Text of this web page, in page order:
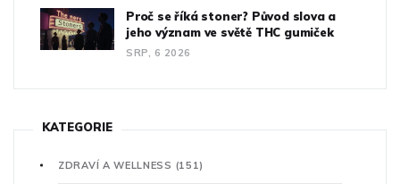
Proč se říká stoner? Původ slova a
jeho význam ve světě THC gumiček
SRP, 6 2026
KATEGORIE
ZDRAVÍ A WELLNESS (151)